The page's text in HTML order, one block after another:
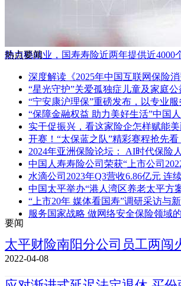
助力稳就业，国寿寿险近两年提供近4000
热点要闻
深度解读《2025年中国互联网保险
“星光守护”关爱孤独症儿童及家庭
“宁安康沪理保”重磅发布，以专业
“保障金融权益 助力美好生活”中国
实干促振兴，看这家险企怎样赋能美
开赛！“太保蓝之队”精彩赛程抢先看
2024年亚洲保险论坛： AI时代保险
中国人寿寿险公司荣获“上市公司
水滴公司2023年Q3营收6.86亿元 连
中国太平举办“港人湾区养老太平方
“上市20年 媒体看国寿”调研采访与
服务国家战略 做网络安全保险领域
要闻
太平财险南阳分公司员工两闯
2022-04-08